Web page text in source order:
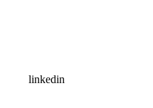
linkedin